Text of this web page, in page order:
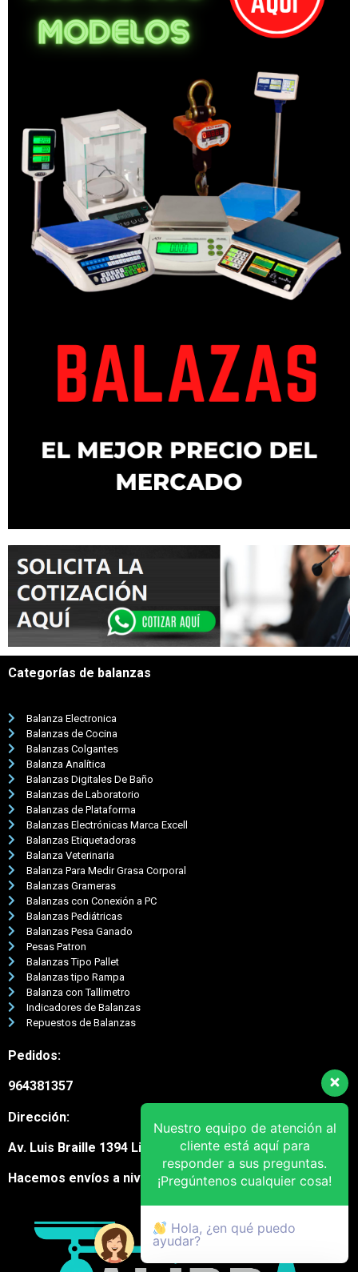
Categorías de balanzas
Balanza Electronica
Balanzas de Cocina
Balanzas Colgantes
Balanza Analítica
Balanzas Digitales De Baño
Balanzas de Laboratorio
Balanzas de Plataforma
Balanzas Electrónicas Marca Excell
Balanzas Etiquetadoras
Balanza Veterinaria
Balanza Para Medir Grasa Corporal
Balanzas Grameras
Balanzas con Conexión a PC
Balanzas Pediátricas
Balanzas Pesa Ganado
Pesas Patron
Balanzas Tipo Pallet
Balanzas tipo Rampa
Balanza con Tallimetro
Indicadores de Balanzas
Repuestos de Balanzas
Pedidos:
964381357
Dirección:
Av. Luis Braille 1394 Lima Cercado
Hacemos envíos a nivel nacional
Nuestro equipo de atención al
cliente está aquí para
responder a sus preguntas.
¡Pregúntenos cualquier cosa!
Hola, ¿en qué puedo
ayudar?